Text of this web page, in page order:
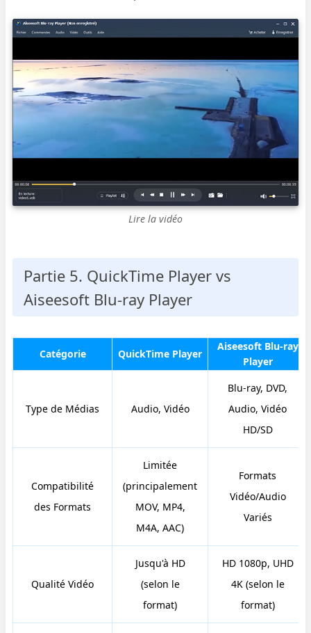
Lire la vidéo
Partie 5. QuickTime Player vs
Aiseesoft Blu-ray Player
Catégorie QuickTime Player
Aiseesoft Blu-ray
Player
Type de Médias Audio, Vidéo
Blu-ray, DVD,
Audio, Vidéo
HD/SD
Compatibilité
des Formats
Limitée
(principalement
MOV, MP4,
M4A, AAC)
Formats
Vidéo/Audio
Variés
Qualité Vidéo
Jusqu'à HD
(selon le
format)
HD 1080p, UHD
4K (selon le
format)